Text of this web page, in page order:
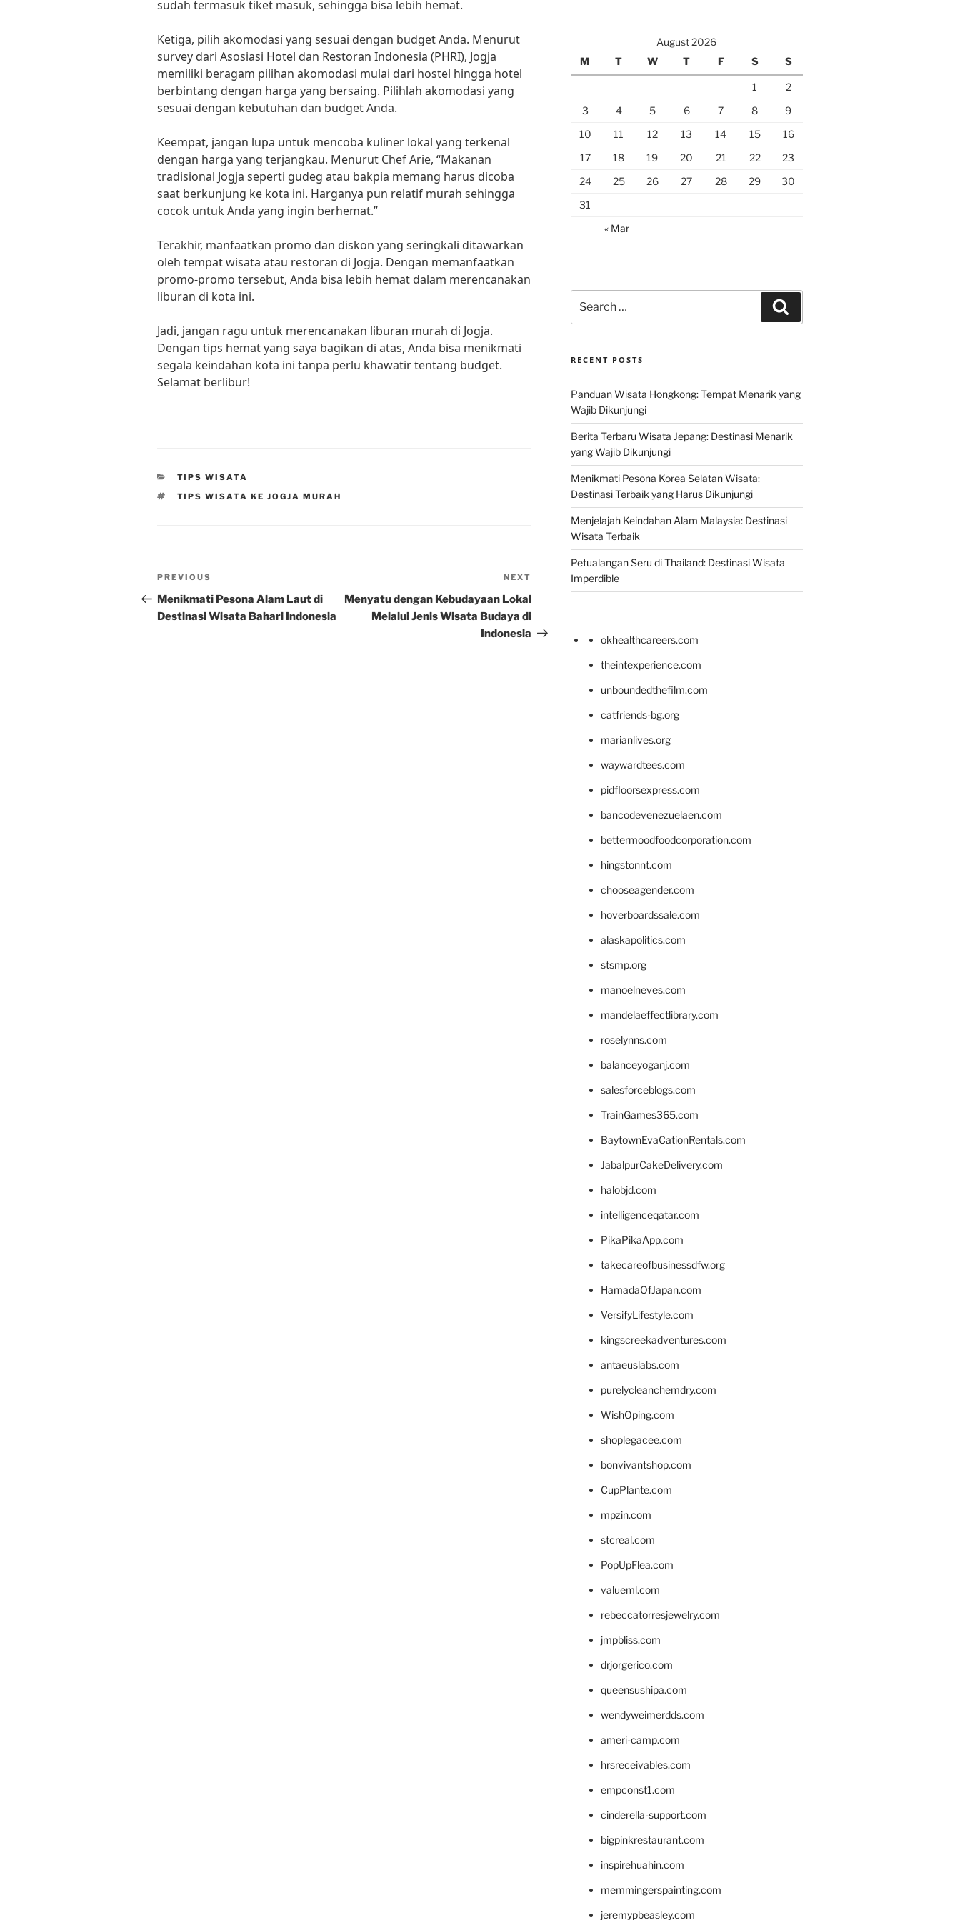
sudah termasuk tiket masuk, sehingga bisa lebih hemat.
Ketiga, pilih akomodasi yang sesuai dengan budget Anda. Menurut
survey dari Asosiasi Hotel dan Restoran Indonesia (PHRI), Jogja
memiliki beragam pilihan akomodasi mulai dari hostel hingga hotel
berbintang dengan harga yang bersaing. Pilihlah akomodasi yang
sesuai dengan kebutuhan dan budget Anda.
Keempat, jangan lupa untuk mencoba kuliner lokal yang terkenal
dengan harga yang terjangkau. Menurut Chef Arie, “Makanan
tradisional Jogja seperti gudeg atau bakpia memang harus dicoba
saat berkunjung ke kota ini. Harganya pun relatif murah sehingga
cocok untuk Anda yang ingin berhemat.”
Terakhir, manfaatkan promo dan diskon yang seringkali ditawarkan
oleh tempat wisata atau restoran di Jogja. Dengan memanfaatkan
promo-promo tersebut, Anda bisa lebih hemat dalam merencanakan
liburan di kota ini.
Jadi, jangan ragu untuk merencanakan liburan murah di Jogja.
Dengan tips hemat yang saya bagikan di atas, Anda bisa menikmati
segala keindahan kota ini tanpa perlu khawatir tentang budget.
Selamat berlibur!
CATEGORIES
TIPS WISATA
TAGS
TIPS WISATA KE JOGJA MURAH
Post
navigation
Previous
Post
PREVIOUS
Menikmati Pesona Alam Laut di
Destinasi Wisata Bahari Indonesia
Post
NEXT
Menyatu dengan Kebudayaan Lokal
Melalui Jenis Wisata Budaya di
Indonesia
August 2026
M
T W T F S S
1
2
3
4 5 6 7 8
9
10
11 12 13 14 15
16
17
18 19 20 21 22
23
24
25 26 27 28 29
30
31
« Mar
for:
RECENT POSTS
Panduan Wisata Hongkong: Tempat Menarik yang
Wajib Dikunjungi
Berita Terbaru Wisata Jepang: Destinasi Menarik
yang Wajib Dikunjungi
Menikmati Pesona Korea Selatan Wisata:
Destinasi Terbaik yang Harus Dikunjungi
Menjelajah Keindahan Alam Malaysia: Destinasi
Wisata Terbaik
Petualangan Seru di Thailand: Destinasi Wisata
Imperdible
okhealthcareers.com
theintexperience.com
unboundedthefilm.com
catfriends-bg.org
marianlives.org
waywardtees.com
pidfloorsexpress.com
bancodevenezuelaen.com
bettermoodfoodcorporation.com
hingstonnt.com
chooseagender.com
hoverboardssale.com
alaskapolitics.com
stsmp.org
manoelneves.com
mandelaeffectlibrary.com
roselynns.com
balanceyoganj.com
salesforceblogs.com
TrainGames365.com
BaytownEvaCationRentals.com
JabalpurCakeDelivery.com
halobjd.com
intelligenceqatar.com
PikaPikaApp.com
takecareofbusinessdfw.org
HamadaOfJapan.com
VersifyLifestyle.com
kingscreekadventures.com
antaeuslabs.com
purelycleanchemdry.com
WishOping.com
shoplegacee.com
bonvivantshop.com
CupPlante.com
mpzin.com
stcreal.com
PopUpFlea.com
valueml.com
rebeccatorresjewelry.com
jmpbliss.com
drjorgerico.com
queensushipa.com
wendyweimerdds.com
ameri-camp.com
hrsreceivables.com
empconst1.com
cinderella-support.com
bigpinkrestaurant.com
inspirehuahin.com
memmingerspainting.com
jeremypbeasley.com